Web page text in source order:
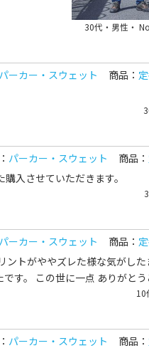
30代・男性・
パーカー・スウェット 商品：
パーカー・スウェット 商品：
入させていただきます。
パーカー・スウェット 商品：
トがややズレた様な気がした
す。 この世に一点 ありがとう
10
パーカー・スウェット 商品：